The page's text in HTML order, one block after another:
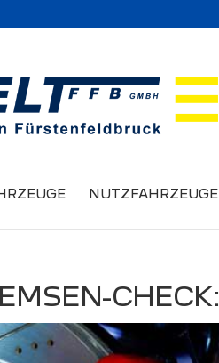
NUTZFAHRZEUGE
CHECK: